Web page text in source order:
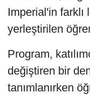
Imperial'in farklı
yerleştirilen
Program,
değiştiren bir
tanımlanırken